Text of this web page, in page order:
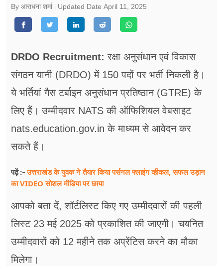
रिलेशनशिप
जीवन मंत्रा
फूड
सेहत
ब्‍यूटी
शिक्षा
अन्य खबरें
By आराधना शर्मा
Updated Date April 11, 2025
DRDO Recruitment: रक्षा अनुसंधान एवं विकास
संगठन यानी (DRDO) में 150 पदों पर भर्ती निकली है।
ये भर्तियां गैस टर्बाइन अनुसंधान प्रतिष्ठान (GTRE) के
लिए हैं। उम्मीदवार NATS की ऑफिशियल वेबसाइट
nats.education.gov.in के माध्यम से आवेदन कर
सकते हैं।
पढ़ें :-उत्तराखंड के युवक ने तैयार किया पर्सनल फ्लाइंग व्हीकल, सफल उड़ान
का VIDEO सोशल मीडिया पर छाया
आपको बता दें, शॉर्टलिस्ट किए गए उम्मीदवारों की पहली
लिस्ट 23 मई 2025 को प्रकाशित की जाएगी। चयनित
उम्मीदवारों को 12 महीने तक अप्रेंटिस करने का मौका
मिलेगा।